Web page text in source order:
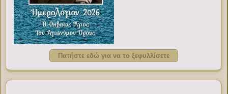
Πατήστε εδώ για να το ξεφυλλίσετε